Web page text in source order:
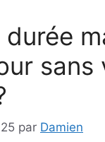
durée
sans
par Damien